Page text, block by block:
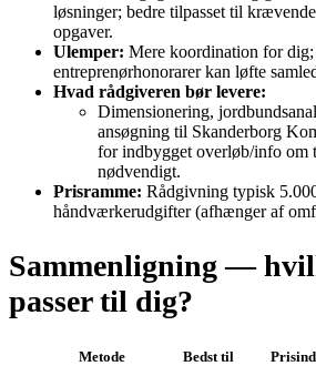
løsninger; bedre tilpasset til
opgaver.
Ulemper: Mere koordination for
entreprenørhonorarer kan løfte
Hvad rådgiveren bør levere:
Dimensionering,
ansøgning til Skanderborg
for indbygget overløb/info
nødvendigt.
Prisramme: Rådgivning typisk
håndværkerudgifter (afhænger af
Sammenligning —
passer til dig?
Metode Bedst til